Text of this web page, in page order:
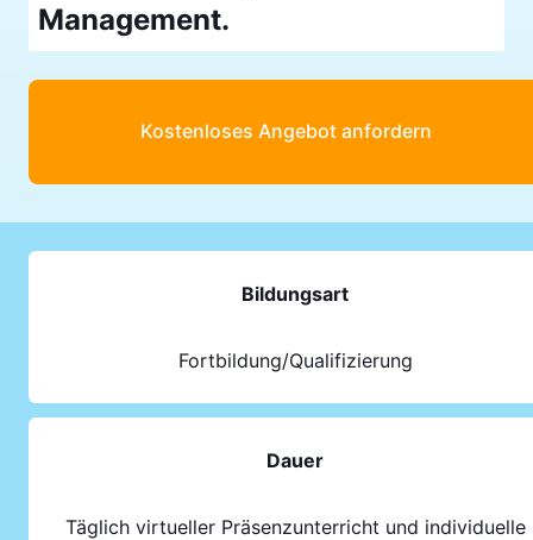
Management.
Kostenloses Angebot anfordern
Bildungsart
Fortbildung/Qualifizierung
Dauer
Täglich virtueller Präsenzunterricht und individuelle